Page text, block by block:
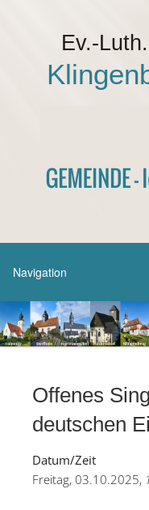
Ev.-
Offenes
deutschen
Datum/Zeit
Freitag, 03.10.2025,